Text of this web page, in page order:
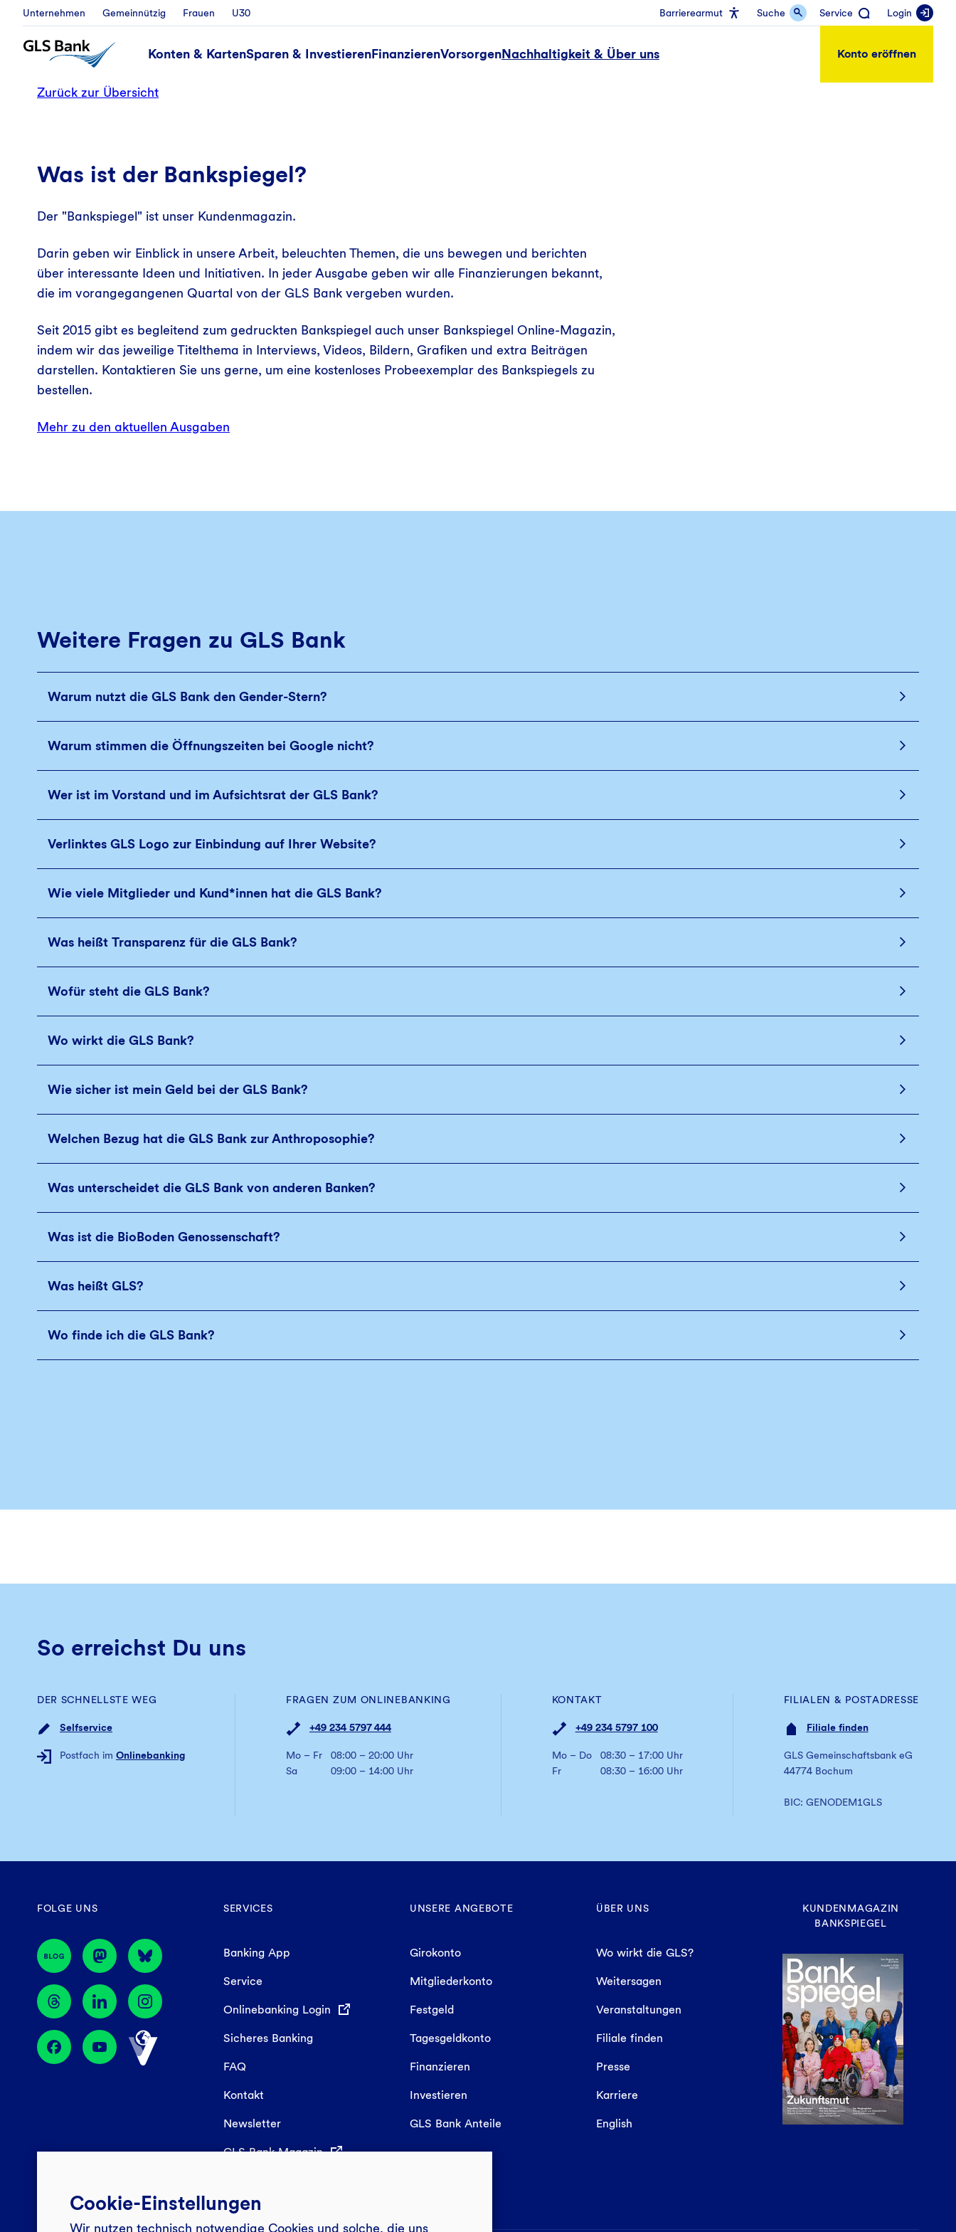
Unternehmen Gemeinnützig Frauen U30 Barrierearmut Suche Service Login
Konten & KartenSparen & InvestierenFinanzierenVorsorgenNachhaltigkeit & Über uns Konto eröffnen
Zurück zur Übersicht
Was ist der Bankspiegel?
Der "Bankspiegel" ist unser Kundenmagazin.
Darin geben wir Einblick in unsere Arbeit, beleuchten Themen, die uns bewegen und berichten
über interessante Ideen und Initiativen. In jeder Ausgabe geben wir alle Finanzierungen bekannt,
die im vorangegangenen Quartal von der GLS Bank vergeben wurden.
Seit 2015 gibt es begleitend zum gedruckten Bankspiegel auch unser Bankspiegel Online-Magazin,
indem wir das jeweilige Titelthema in Interviews, Videos, Bildern, Grafiken und extra Beiträgen
darstellen. Kontaktieren Sie uns gerne, um eine kostenloses Probeexemplar des Bankspiegels zu
bestellen.
Mehr zu den aktuellen Ausgaben
Weitere Fragen zu GLS Bank
Warum nutzt die GLS Bank den Gender-Stern?
Warum stimmen die Öffnungszeiten bei Google nicht?
Wer ist im Vorstand und im Aufsichtsrat der GLS Bank?
Verlinktes GLS Logo zur Einbindung auf Ihrer Website?
Wie viele Mitglieder und Kund*innen hat die GLS Bank?
Was heißt Transparenz für die GLS Bank?
Wofür steht die GLS Bank?
Wo wirkt die GLS Bank?
Wie sicher ist mein Geld bei der GLS Bank?
Welchen Bezug hat die GLS Bank zur Anthroposophie?
Was unterscheidet die GLS Bank von anderen Banken?
Was ist die BioBoden Genossenschaft?
Was heißt GLS?
Wo finde ich die GLS Bank?
So erreichst Du uns
DER SCHNELLSTE WEG
Selfservice
Postfach im Onlinebanking
FRAGEN ZUM ONLINEBANKING
+49 234 5797 444
Mo – Fr
08:00 – 20:00 Uhr
Sa
09:00 – 14:00 Uhr
KONTAKT
+49 234 5797 100
Mo – Do
08:30 – 17:00 Uhr
Fr
08:30 – 16:00 Uhr
FILIALEN & POSTADRESSE
Filiale finden
GLS Gemeinschaftsbank eG
44774 Bochum
BIC: GENODEM1GLS
FOLGE UNS SERVICES
Banking App
Service
Onlinebanking Login
Sicheres Banking
FAQ
Kontakt
Newsletter
GLS Bank Magazin
UNSERE ANGEBOTE
Girokonto
Mitgliederkonto
Festgeld
Tagesgeldkonto
Finanzieren
Investieren
GLS Bank Anteile
ÜBER UNS
Wo wirkt die GLS?
Weitersagen
Veranstaltungen
Filiale finden
Presse
Karriere
English
KUNDENMAGAZIN
BANKSPIEGEL
Cookie-Einstellungen
Wir nutzen technisch notwendige Cookies und solche, die uns